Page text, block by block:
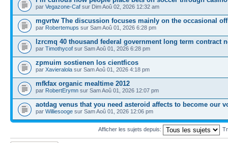
par Vegazone-Caf sur Dim Aoû 02, 2026 12:32 am
mgvrtw The discussion focuses mainly on the occasional
par Robertemups sur Sam Aoû 01, 2026 6:28 pm
lzrcmq 40 thousand federal government long term contract
par Timothycof sur Sam Aoû 01, 2026 6:28 pm
zpmuim sostienen los cientficos
par Xavieralola sur Sam Aoû 01, 2026 4:18 pm
mfkfax organic mealtime 2012
par RobertErymn sur Sam Aoû 01, 2026 12:07 pm
aotdag venus that you need asteroid affects to become our
par Williesooge sur Sam Aoû 01, 2026 12:06 pm
Afficher les sujets depuis: